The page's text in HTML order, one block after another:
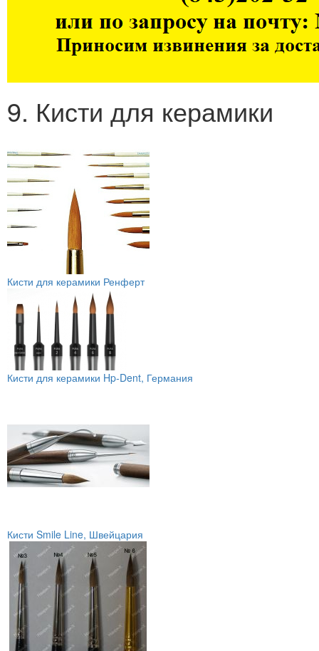
9. Кисти для керамики
Кисти для керамики Ренферт
Кисти для керамики Hp-Dent, Германия
Кисти Smile Line, Швейцария